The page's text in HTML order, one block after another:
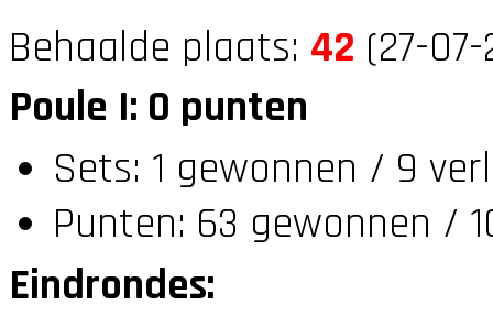
Behaalde plaats: 42 (27-
Poule I: 0 punten
Sets: 1 gewonnen / 9
Punten: 63 gewonnen /
Eindrondes: